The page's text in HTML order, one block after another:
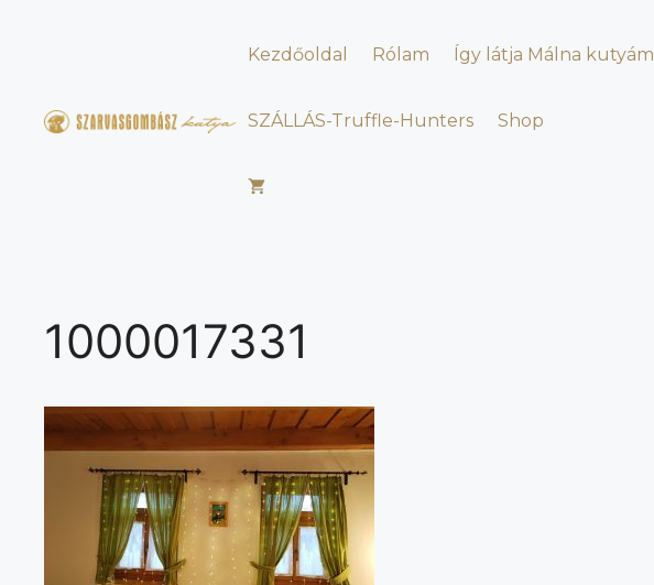
Kezdőoldal Rólam Így látja Málna kutyám
SZÁLLÁS-Truffle-Hunters Shop
1000017331